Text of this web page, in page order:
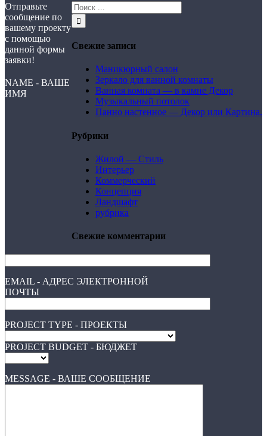
Свежие записи
Маникюрный салон
Зеркало для ванной комнаты
Ванная комната — в камне Декор
Музыкальный потолок
Панно настенное — Декор или Картина.
Рубрики
Жилой — Стиль
Интерьер
Коммерческий
Концепция
Ландшафт
рубрика
Свежие комментарии
Отправьте
сообщение по
вашему проекту
с помощью
данной формы
заявки!
NAME - ВАШЕ
ИМЯ
EMAIL - АДРЕС ЭЛЕКТРОННОЙ
ПОЧТЫ
PROJECT TYPE - ПРОЕКТЫ
PROJECT BUDGET - БЮДЖЕТ
MESSAGE - ВАШЕ СООБЩЕНИЕ